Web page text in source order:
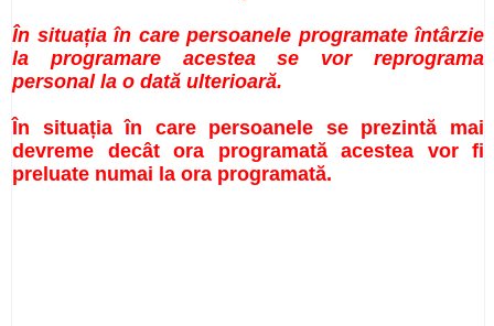
În situația în care persoanele programate întârzie
la programare acestea se vor reprograma
personal la o dată ulterioară.
În situația în care persoanele se prezintă mai
devreme decât ora programată acestea vor fi
preluate numai la ora programată.